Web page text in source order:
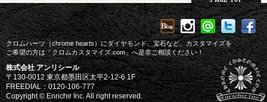
クロムハーツ（chrome hearts）にダイヤモンド、宝石など、カスタマイズを
ご希望の方は「クロムカスタマイズ.com」へ是非ご相談ください！
株式会社 アンリシール
〒130-0012 東京都墨田区太平2-12-6 1F
FREEDIAL：0120-106-777
Copyright © Enrichir Inc. All right reserved.